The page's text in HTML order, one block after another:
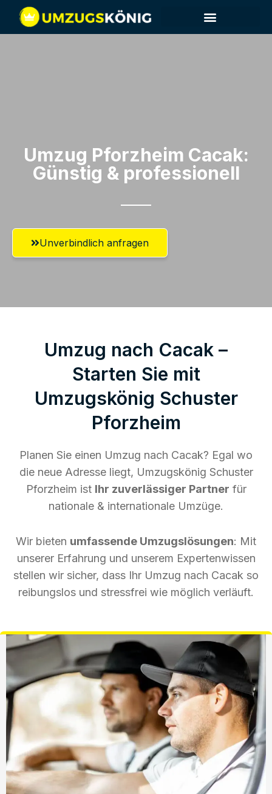
Umzug Pforzheim​ Cacak:
Günstig & professionell​
Unverbindlich anfragen
Umzug nach Cacak –
Starten Sie mit
Umzugskönig Schuster
Pforzheim
Planen Sie einen Umzug nach Cacak? Egal wo
die neue Adresse liegt, Umzugskönig Schuster
Pforzheim ist Ihr zuverlässiger Partner für
nationale & internationale Umzüge.
Wir bieten umfassende Umzugslösungen: Mit
unserer Erfahrung und unserem Expertenwissen
stellen wir sicher, dass Ihr Umzug nach Cacak so
reibungslos und stressfrei wie möglich verläuft.